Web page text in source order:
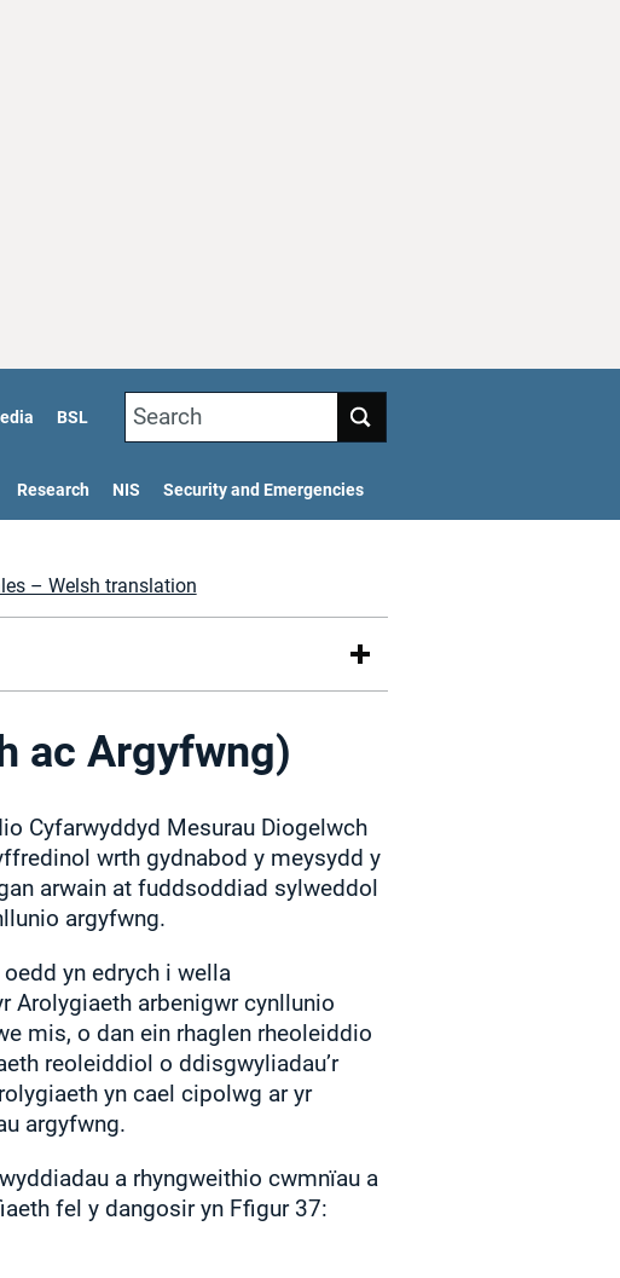
BSL Search
Research NIS Security and Emergencies
– Welsh translation
ac Argyfwng)
Cyfarwyddyd Mesurau Diogelwch
wrth gydnabod y meysydd y
arwain at fuddsoddiad sylweddol
argyfwng.
yn edrych i wella
Arolygiaeth arbenigwr cynllunio
mis, o dan ein rhaglen rheoleiddio
reoleiddiol o ddisgwyliadau’r
yn cael cipolwg ar yr
argyfwng.
a rhyngweithio cwmnïau a
fel y dangosir yn Ffigur 37: